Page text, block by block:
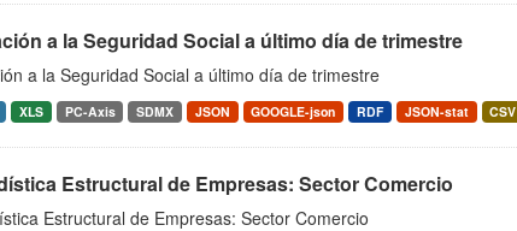
a la Seguridad Social a último día de trimestre
a la Seguridad Social a último día de trimestre
XLS PC-Axis SDMX JSON GOOGLE-json RDF JSON-stat CSV
Estructural de Empresas: Sector Comercio
Estructural de Empresas: Sector Comercio